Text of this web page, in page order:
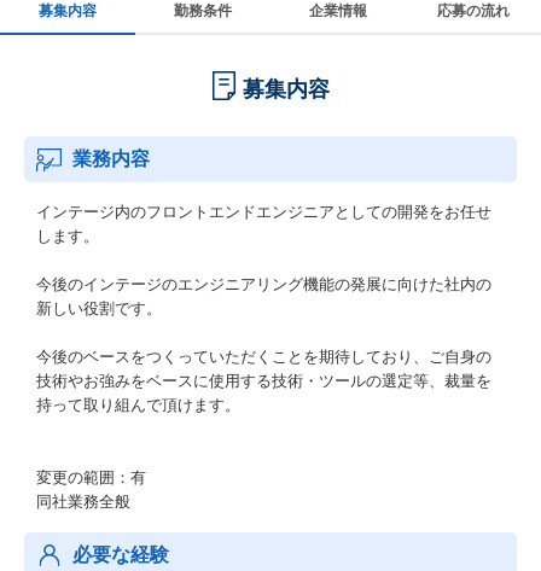
募集内容 勤務条件 企業情報 応募の流れ
募集内容
業務内容
インテージ内のフロントエンドエンジニアとしての開発をお任せ
します。
今後のインテージのエンジニアリング機能の発展に向けた社内の
新しい役割です。
今後のベースをつくっていただくことを期待しており、ご自身の
技術やお強みをベースに使用する技術・ツールの選定等、裁量を
持って取り組んで頂けます。
変更の範囲：有
同社業務全般
必要な経験